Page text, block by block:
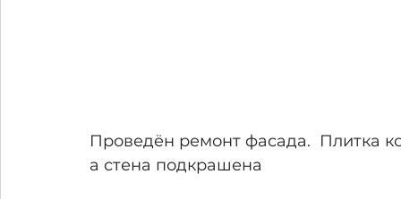
Проведён ремонт фасада.  Плитка
а стена подкрашена